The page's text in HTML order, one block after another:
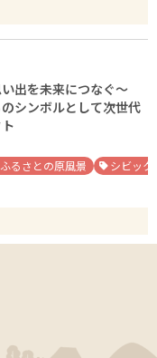
出を未来につなぐ〜
シンボルとして次世代
ふるさとの原風景 シビッ